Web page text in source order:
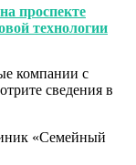
проспекте
технологии
компании с
сведения в